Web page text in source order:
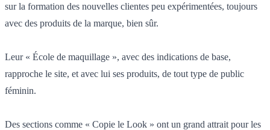
sur la formation des nouvelles clientes peu expérimentées, toujours
avec des produits de la marque, bien sûr.
Leur « École de maquillage », avec des indications de base,
rapproche le site, et avec lui ses produits, de tout type de public
féminin.
Des sections comme « Copie le Look » ont un grand attrait pour les